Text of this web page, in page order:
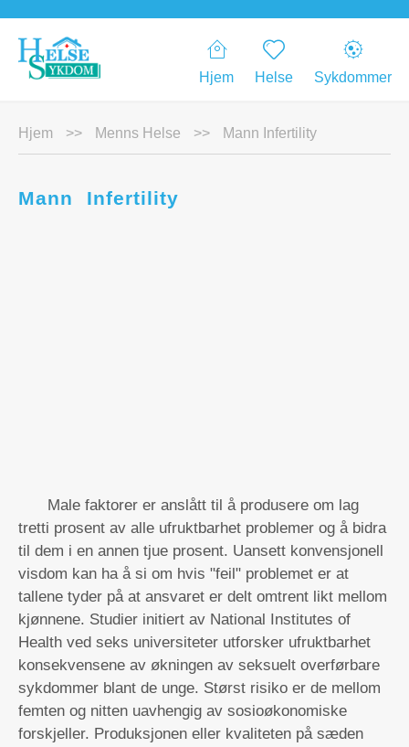
Hjem Helse Sykdommer
Hjem >> Menns Helse >> Mann Infertility
Mann Infertility
Male faktorer er anslått til å produsere om lag
tretti prosent av alle ufruktbarhet problemer og å bidra
til dem i en annen tjue prosent. Uansett konvensjonell
visdom kan ha å si om hvis "feil" problemet er at
tallene tyder på at ansvaret er delt omtrent likt mellom
kjønnene. Studier initiert av National Institutes of
Health ved seks universiteter utforsker ufruktbarhet
konsekvensene av økningen av seksuelt overførbare
sykdommer blant de unge. Størst risiko er de mellom
femten og nitten uavhengig av sosioøkonomiske
forskjeller. Produksjonen eller kvaliteten på sæden